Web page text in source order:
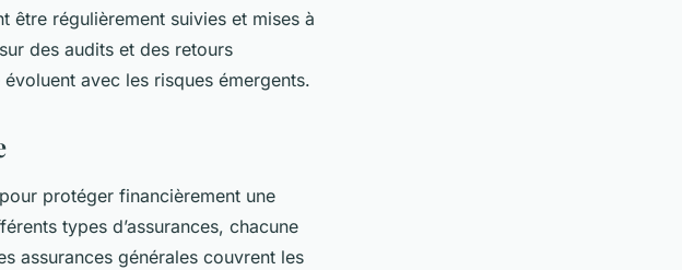
être régulièrement suivies et mises à
des audits et des retours
avec les risques émergents.
protéger financièrement une
types d’assurances, chacune
assurances générales couvrent les